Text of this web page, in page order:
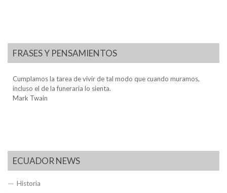
FRASES Y PENSAMIENTOS
Cumplamos la tarea de vivir de tal modo que cuando muramos,
incluso el de la funeraria lo sienta.
Mark Twain
ECUADOR NEWS
Historia